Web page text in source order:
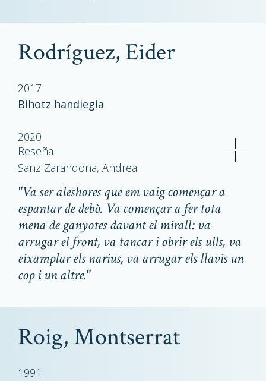
Rodríguez, Eider
2017
Bihotz handiegia
2020
Reseña
Sanz Zarandona, Andrea
"Va ser aleshores que em vaig començar a
espantar de debò. Va començar a fer tota
mena de ganyotes davant el mirall: va
arrugar el front, va tancar i obrir els ulls, va
eixamplar els narius, va arrugar els llavis un
cop i un altre."
Roig, Montserrat
1991